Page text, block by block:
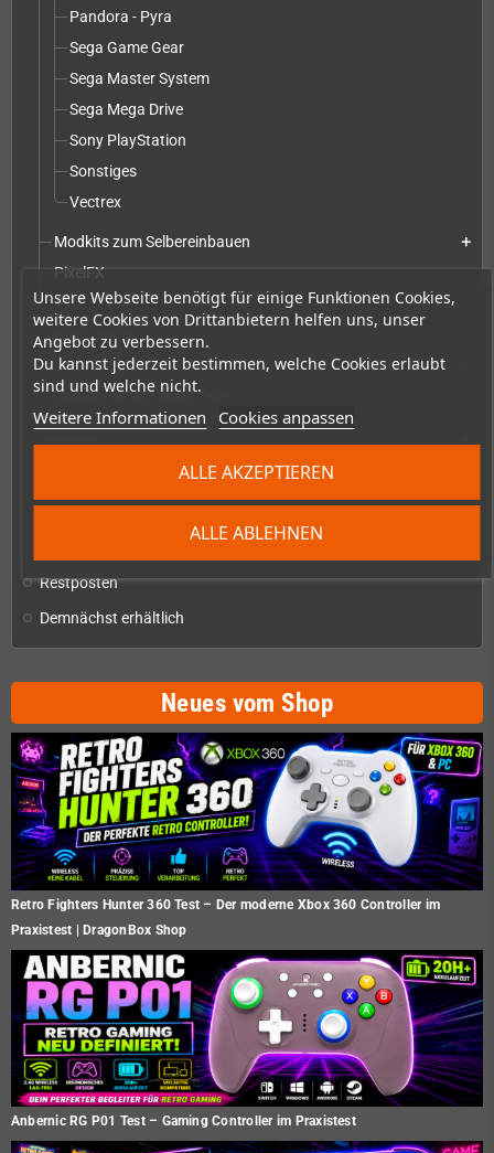
Unsere Webseite benötigt für einige Funktionen Cookies,
weitere Cookies von Drittanbietern helfen uns, unser
Angebot zu verbessern.
Du kannst jederzeit bestimmen, welche Cookies erlaubt
sind und welche nicht.
Weitere Informationen Cookies anpassen
ALLE ABLEHNEN
ALLE AKZEPTIEREN
Pandora - Pyra
Sega Game Gear
Sega Master System
Sega Mega Drive
Sony PlayStation
Sonstiges
Vectrex
Modkits zum Selbereinbauen add
PixelFX
RetroSix
robot_retro
Umbau-Service inkl. Modkit - Teile
Umbau-Service ohne Teile
Zubehör
Merchandise, Zeitschriften und Bücher
Restposten
Demnächst erhältlich
Neues vom Shop
Retro Fighters Hunter 360 Test – Der moderne Xbox 360 Controller im
Praxistest | DragonBox Shop
Anbernic RG P01 Test – Gaming Controller im Praxistest